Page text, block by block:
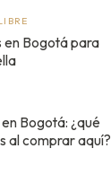
en Bogotá para
Bogotá: ¿qué
al comprar aquí?